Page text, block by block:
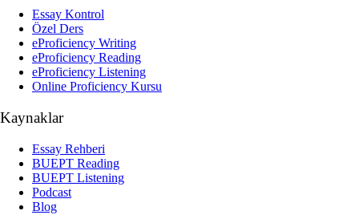
Essay Kontrol
Özel Ders
eProficiency Writing
eProficiency Reading
eProficiency Listening
Online Proficiency Kursu
Kaynaklar
Essay Rehberi
BUEPT Reading
BUEPT Listening
Podcast
Blog